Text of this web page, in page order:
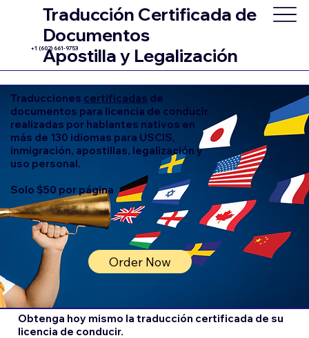
Traducción Certificada de
Documentos
Apostilla y Legalización
+1 (602) 661-9753
Traducciones certificadas de
documentos para licencia de conducir
realizadas por hablantes nativos en
más de 130 idiomas para USCIS,
inmigración, apostillas, legalización y
uso personal.
Solo $50 por página
Order Now
Obtenga hoy mismo la traducción certificada de su
licencia de conducir.